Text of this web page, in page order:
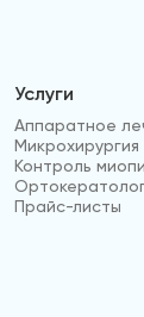
Услуги
Аппаратное
Микрохирургия
Контроль
Прайс-листы